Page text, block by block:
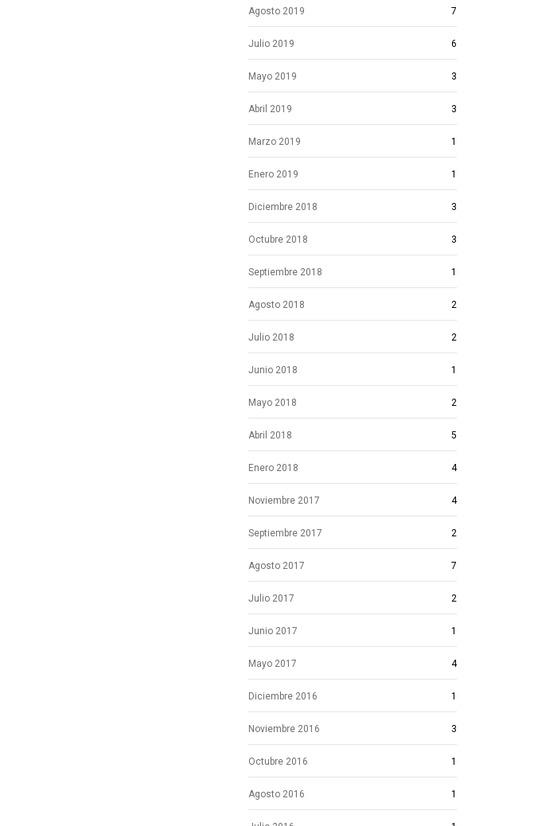
Agosto 2019 7
Julio 2019 6
Mayo 2019 3
Abril 2019 3
Marzo 2019 1
Enero 2019 1
Diciembre 2018 3
Octubre 2018 3
Septiembre 2018 1
Agosto 2018 2
Julio 2018 2
Junio 2018 1
Mayo 2018 2
Abril 2018 5
Enero 2018 4
Noviembre 2017 4
Septiembre 2017 2
Agosto 2017 7
Julio 2017 2
Junio 2017 1
Mayo 2017 4
Diciembre 2016 1
Noviembre 2016 3
Octubre 2016 1
Agosto 2016 1